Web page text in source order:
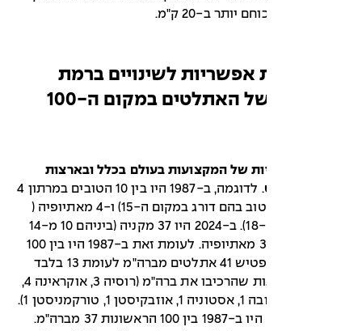
אפשריות לשינויים ברמת
האתלטים במקום ה-100
של המקצועות בעולם בכלל ובארצות
. לדוגמה, ב-1987 היו בין 10 הטובים במרתון 4
רצים מקניה (הטוב בהם דורג במקום ה-15) ו-4 מאתיופיה (
הטוב במקום ה-18). ב-2024 היו 37 מקניה (ביניהם 10 מ-14
הראשונים) ו-32 מאתיופיה. לעומת זאת ב-1987 היו בין 100
הטובים ביידוי פטיש 41 אתלטים מברה"מ לעומת 13 בלבד
ב-2024 ממדינות שהרכיבו את ברה"מ (רוסיה 3, אוקראינה 4,
בלרוס 2, מולדובה 1, אסטוניה 1, אוזבקיסטן 1, טורקמניסטן 1).
בדיסקוס נשים היו ב-1987 בין 100 הראשונות 37 מברה"מ.